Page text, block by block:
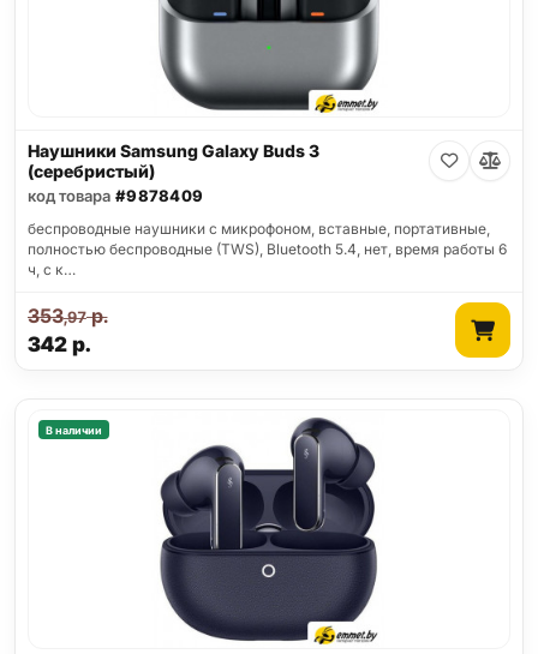
Наушники Samsung Galaxy Buds 3
(серебристый)
код товара #9878409
беспроводные наушники с микрофоном, вставные, портативные,
полностью беспроводные (TWS), Bluetooth 5.4, нет, время работы 6
ч, с к…
342р.
353,97р.
В наличии